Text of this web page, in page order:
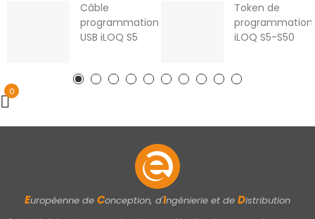
Câble
programmation
USB iLOQ S5
Token de
programmation
iLOQ S5-S50
0
Européenne de Conception, d'Ingénierie et de Distribution